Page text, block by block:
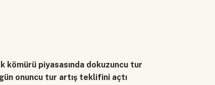
piyasasında dokuzuncu tur
onuncu tur artış teklifini açtı